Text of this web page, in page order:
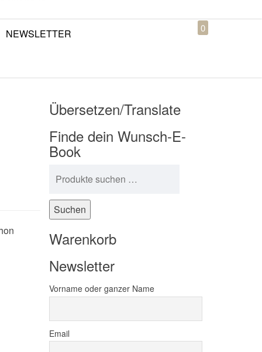
NEWSLETTER 0
Übersetzen/Translate
Finde dein Wunsch-E-
Book
Suchen
Warenkorb
Newsletter
Vorname oder ganzer Name
Email